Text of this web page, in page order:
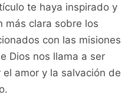
te haya inspirado y
más clara sobre los
con las misiones
Dios nos llama a ser
amor y la salvación de